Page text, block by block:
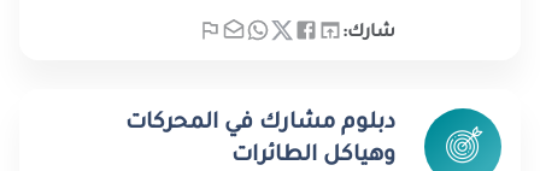
شارك:
دبلوم مشارك في المحركات
وهياكل الطائرات